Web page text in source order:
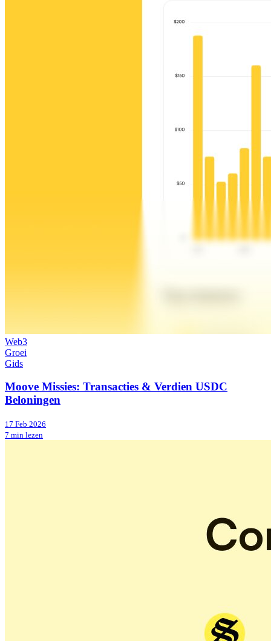
Web3
Groei
Gids
Moove Missies: Transacties & Verdien USDC
Beloningen
17 Feb 2026
7 min lezen